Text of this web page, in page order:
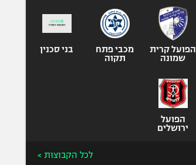
בייסבול MLB
ספורט אתגרי
אומנויות לחימה
הפועל קרית
שמונה
מכבי פתח
תקוה
בני סכנין
הפועל
ירושלים
לכל הקבוצות >